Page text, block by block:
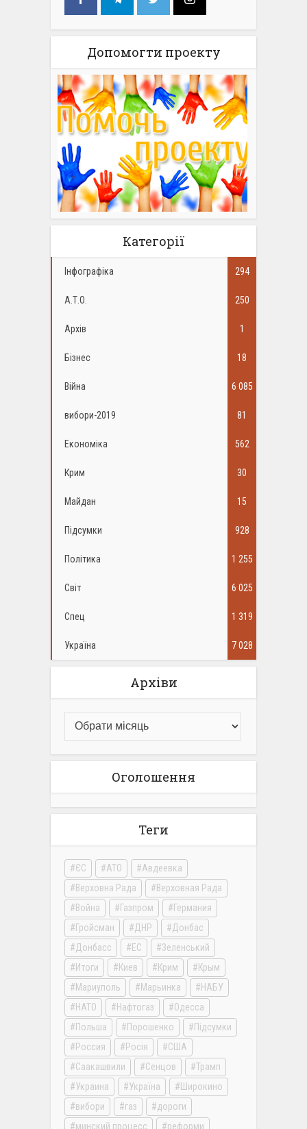
Допомогти проекту
Категорії
Інфографіка 294
А.Т.О. 250
Архів 1
Бізнес 18
Війна 6 085
вибори-2019 81
Економіка 562
Крим 30
Майдан 15
Підсумки 928
Політика 1 255
Світ 6 025
Спец 1 319
Україна 7 028
Архіви
Оголошення
Теги
ЄС АТО
Авдеевка
Верховна Рада
Верховная Рада
Война
Газпром
Германия
Гройсман
ДНР
Донбас
Донбасс
ЕС
Зеленський
Итоги
Киев Крим
Крым
Мариуполь
Марьинка
НАБУ
НАТО
Нафтогаз
Одесса
Польша
Порошенко
Підсумки
Россия
Росія
США
Саакашвили
Сенцов
Трамп
Украина
Україна
Широкино
вибори
газ
дороги
минский процесс
реформи